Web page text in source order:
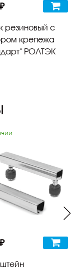
резиновый с
крепежа
РОЛТЭК